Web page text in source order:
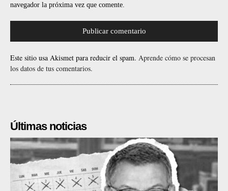
navegador la próxima vez que comente.
Este sitio usa Akismet para reducir el spam. Aprende cómo se procesan
los datos de tus comentarios.
Últimas noticias